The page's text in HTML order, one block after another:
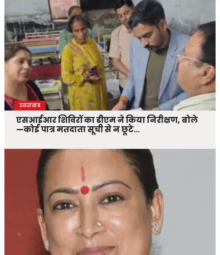
उत्तराखंड
एसआईआर शिविरों का डीएम ने किया निरीक्षण, बोले
—कोई पात्र मतदाता सूची से न छूटे…